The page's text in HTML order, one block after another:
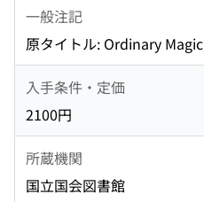
一般注記
原タイトル: Ordinary Magic
入手条件・定価
2100円
所蔵機関
国立国会図書館